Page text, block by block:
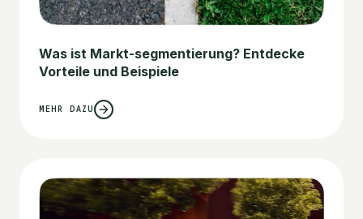
Was ist Markt-segmentierung? Entdecke
Vorteile und Beispiele
MEHR DAZU